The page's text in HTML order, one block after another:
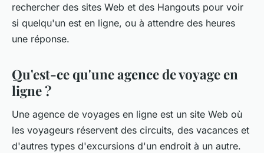
rechercher des sites Web et des Hangouts pour voir
si quelqu'un est en ligne, ou à attendre des heures
une réponse.
Qu'est-ce qu'une agence de voyage en
ligne ?
Une agence de voyages en ligne est un site Web où
les voyageurs réservent des circuits, des vacances et
d'autres types d'excursions d'un endroit à un autre.